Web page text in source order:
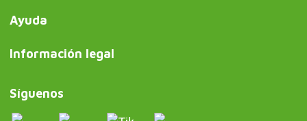
Ayuda
Información legal
Síguenos